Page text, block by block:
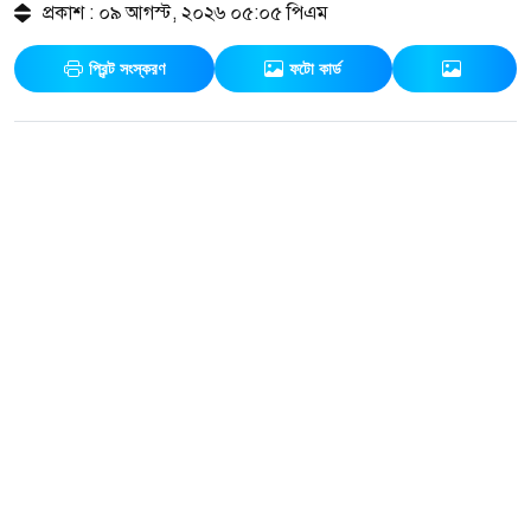
প্রকাশ : ০৯ আগস্ট, ২০২৬ ০৫:০৫ পিএম
প্রিন্ট সংস্করণ ফটো কার্ড